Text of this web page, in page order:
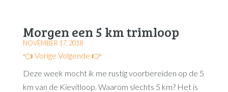
Morgen een 5 km trimloop
NOVEMBER 17, 2018
👈 Vorige Volgende 👉
Deze week mocht ik me rustig voorbereiden op de 5
km van de Kievitloop. Waarom slechts 5 km? Het is